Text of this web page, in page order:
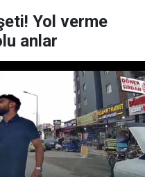
Yol verme
anlar